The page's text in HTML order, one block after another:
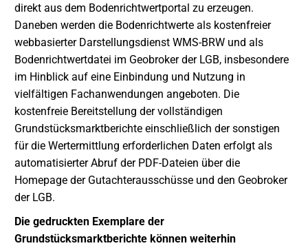
direkt aus dem Bodenrichtwertportal zu erzeugen.
Daneben werden die Bodenrichtwerte als kostenfreier
webbasierter Darstellungsdienst WMS-BRW und als
Bodenrichtwertdatei im Geobroker der LGB, insbesondere
im Hinblick auf eine Einbindung und Nutzung in
vielfältigen Fachanwendungen angeboten. Die
kostenfreie Bereitstellung der vollständigen
Grundstücksmarktberichte einschließlich der sonstigen
für die Wertermittlung erforderlichen Daten erfolgt als
automatisierter Abruf der PDF-Dateien über die
Homepage der Gutachterausschüsse und den Geobroker
der LGB.
Die gedruckten Exemplare der
Grundstücksmarktberichte können weiterhin